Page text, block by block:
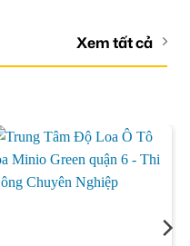
Xem tất cả